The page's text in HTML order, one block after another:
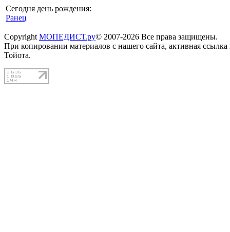
Сегодня день рождения:
Ранец
Copyright МОПЕДИСТ.ру© 2007-2026 Все права защищены.
При копировании материалов с нашего сайта, активная
Тойота.